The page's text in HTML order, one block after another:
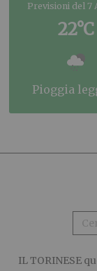
Previsioni del 7
22°C
pioggia
IL TORINESE